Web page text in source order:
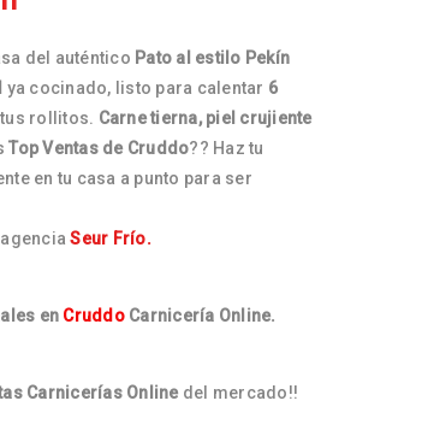
del auténtico Pato al estilo Pekín
ya cocinado, listo para calentar 6
rollitos. Carne tierna, piel crujiente
Top Ventas de Cruddo?? Haz tu
en tu casa a punto para ser
Seur Frío.
en Cruddo Carnicería Online.
Carnicerías Onlinedel mercado!!